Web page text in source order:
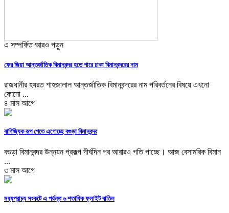
এ সম্পর্কিত আরও পড়ুন
ফের জিয়া আন্তর্জাতিক বিমানবন্দর হতে পারে ঢাকা বিমানবন্দরের নাম
রাজধানীর হযরত শাহজালাল আন্তর্জাতিক বিমানবন্দরের নাম পরিবর্তনের বিষয়ে এখনো
কোনো ...
৪ মাস আগে
বাণিজ্যিক রূপ পেতে এগোচ্ছে বগুড়া বিমানবন্দর
বগুড়া বিমানবন্দর উন্নয়ন প্রকল্প দীর্ঘদিন পর আবারও গতি পাচ্ছে। আজ বেসামরিক বিমান
...
৩ মাস আগে
মধ্যপ্রাচ্য সংকটে এ পর্যন্ত ৬ শতাধিক ফ্লাইট বাতিল